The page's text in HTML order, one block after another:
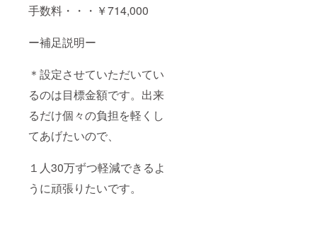
手数料・・・￥714,000
ー補足説明ー
＊設定させていただいてい
るのは目標金額です。出来
るだけ個々の負担を軽くし
てあげたいので、
１人30万ずつ軽減できるよ
うに頑張りたいです。